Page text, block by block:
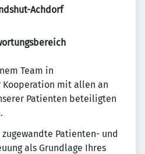
Achdorf
Team in
mit allen an
Patienten beteiligten
Patienten- und
als Grundlage Ihres